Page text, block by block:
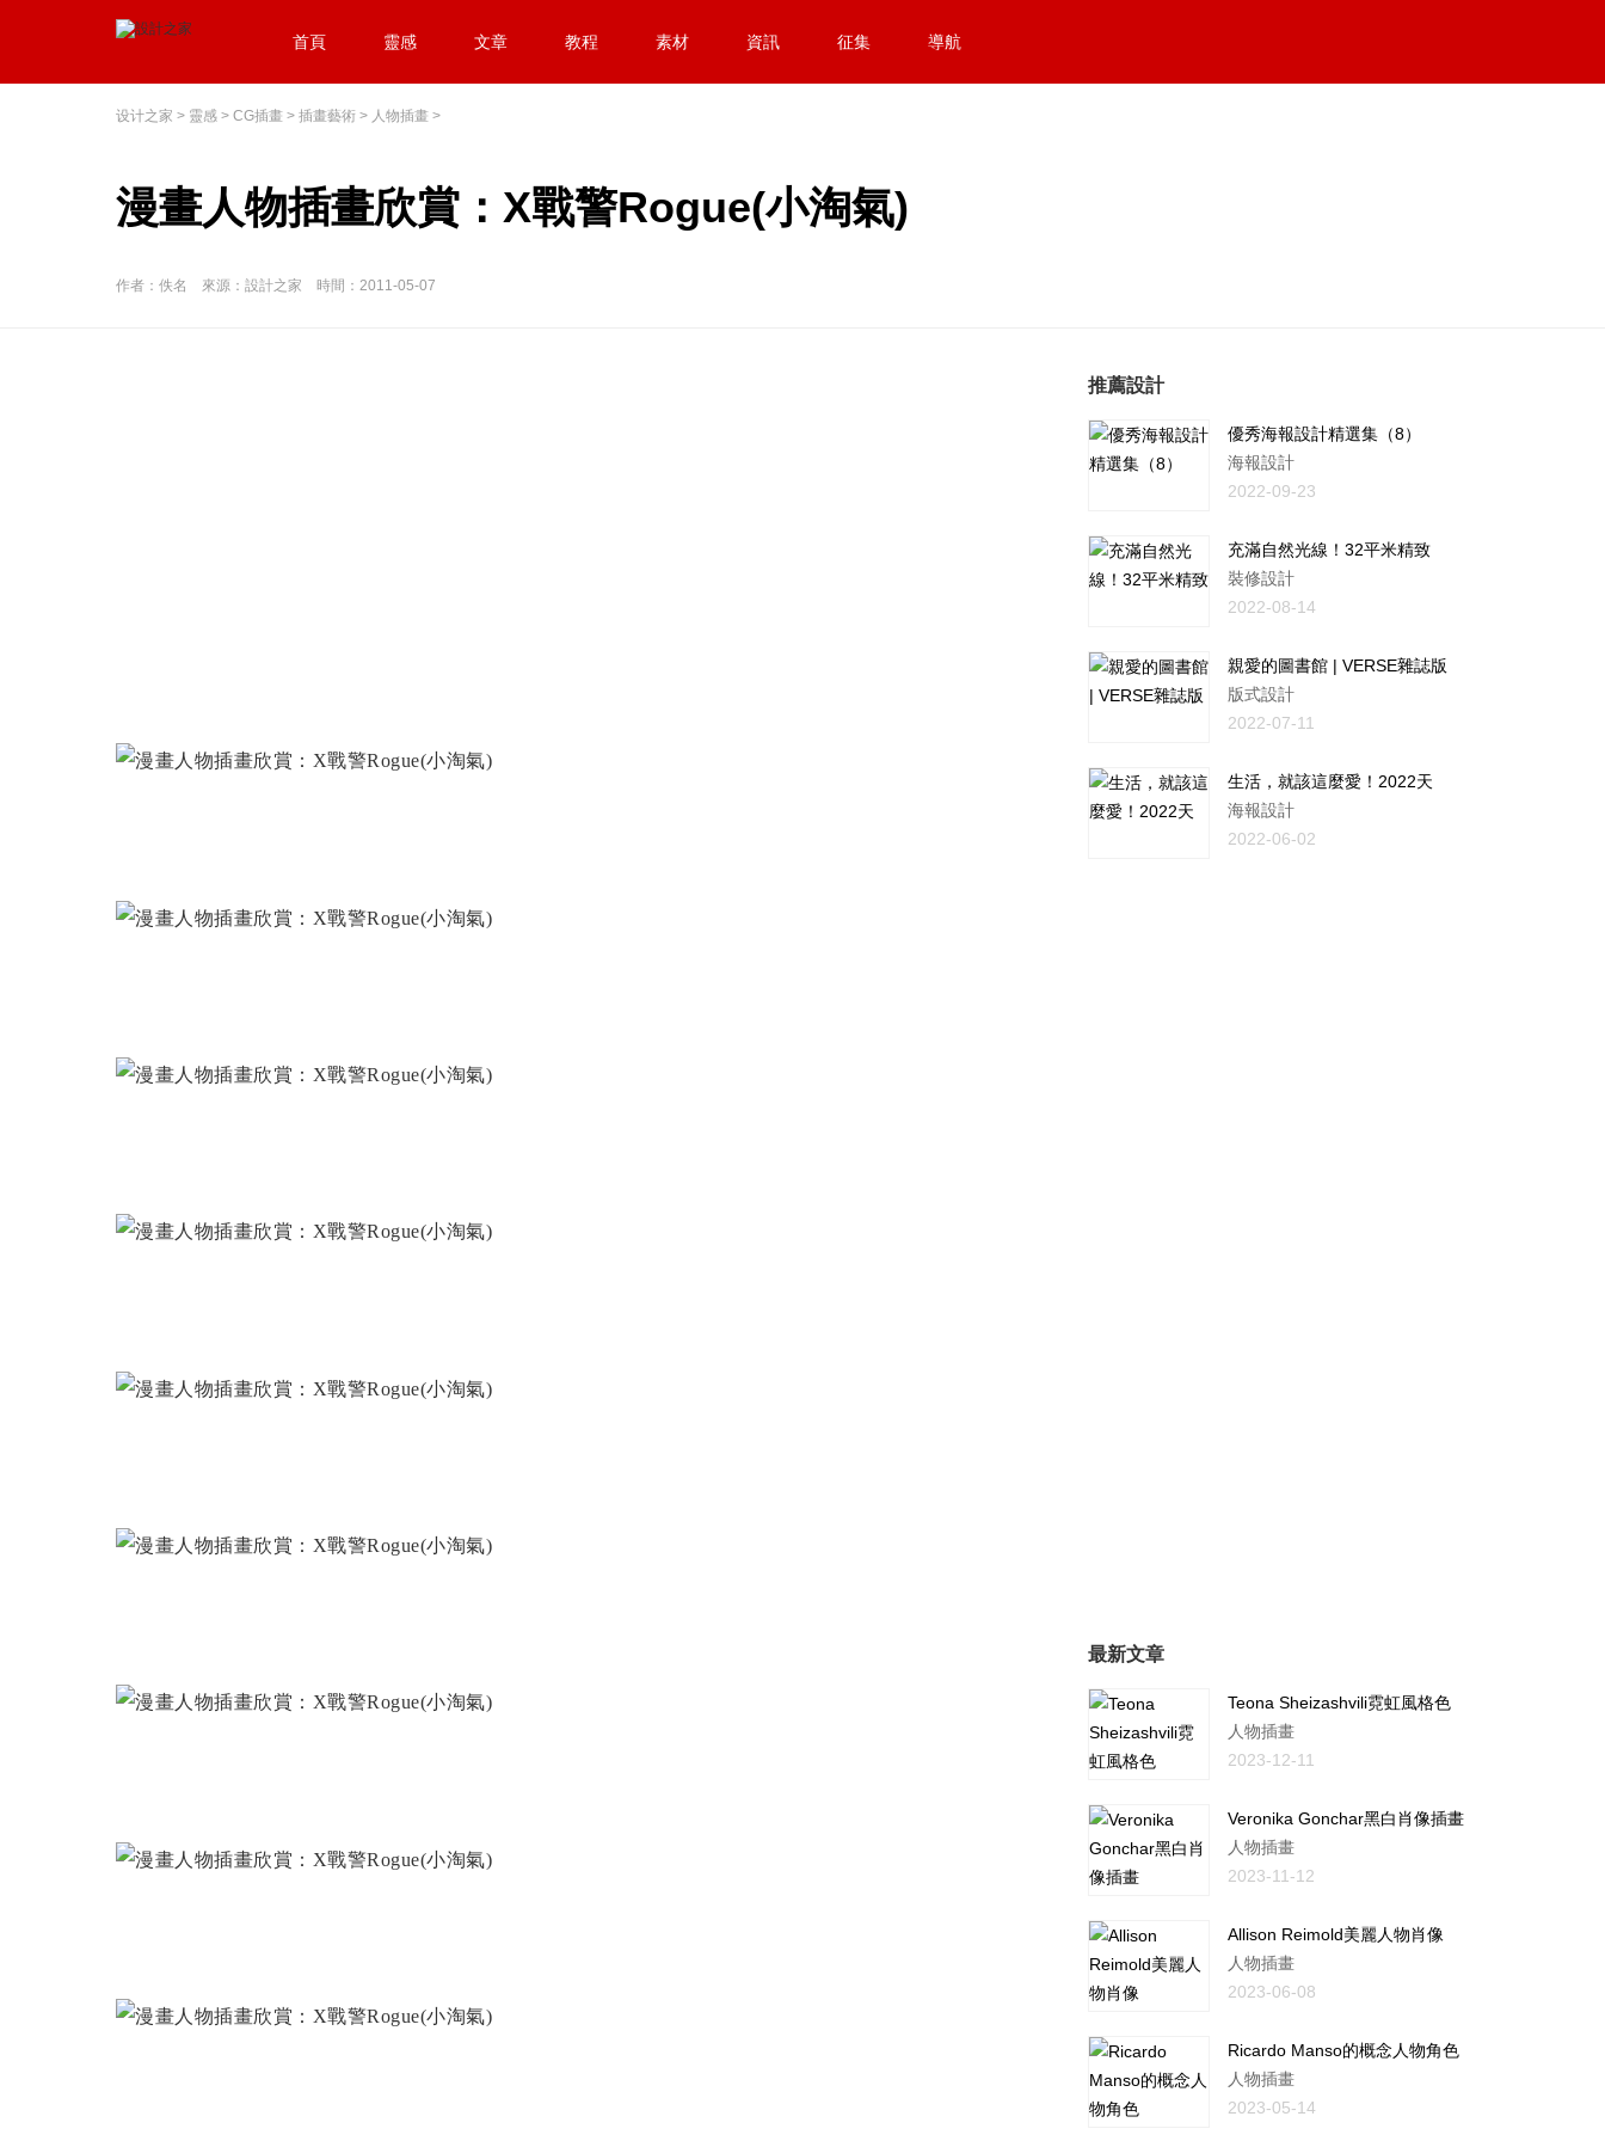
首頁 靈感 文章 教程 素材 資訊 征集 導航
设计之家 > 靈感 > CG插畫 > 插畫藝術 > 人物插畫 >
漫畫人物插畫欣賞：X戰警Rogue(小淘氣)
作者：佚名 來源：設計之家 時間：2011-05-07
推薦設計
優秀海報設計精選集（8）
海報設計
2022-09-23
充滿自然光線！32平米精致
裝修設計
2022-08-14
親愛的圖書館 | VERSE雜誌版
版式設計
2022-07-11
生活，就該這麼愛！2022天
海報設計
2022-06-02
最新文章
Teona Sheizashvili霓虹風格色
人物插畫
2023-12-11
Veronika Gonchar黑白肖像插畫
人物插畫
2023-11-12
Allison Reimold美麗人物肖像
人物插畫
2023-06-08
Ricardo Manso的概念人物角色
人物插畫
2023-05-14